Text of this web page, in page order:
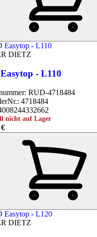
DIETZ
- L110
RUD-4718484
4718484
nicht auf Lager
DIETZ